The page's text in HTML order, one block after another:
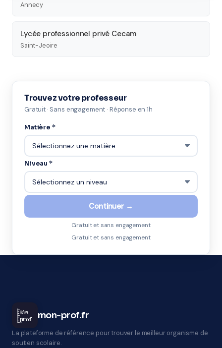
Annecy
Lycée professionnel privé Cecam
Saint-Jeoire
Trouvez votre professeur
Gratuit · Sans engagement · Réponse en 1h
Matière *
Niveau *
Continuer →
Gratuit et sans engagement
Gratuit et sans engagement
Mon
prof mon-prof.fr
La plateforme de référence pour trouver le meilleur organisme de
soutien scolaire.